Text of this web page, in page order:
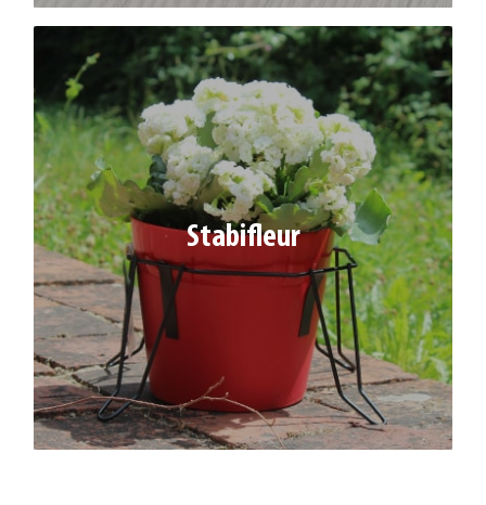
Stabifleur
STABIFLEUR
Stabilisateur pour pots de Ø 18 à 23 cm